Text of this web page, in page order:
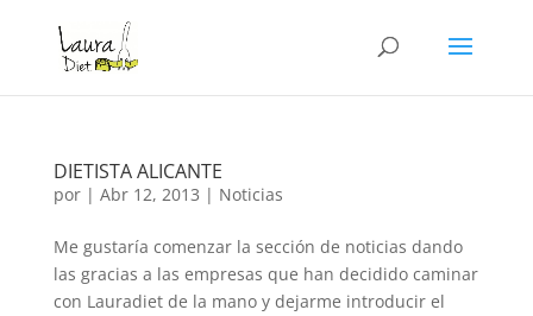
DIETISTA ALICANTE
por | Abr 12, 2013 | Noticias
Me gustaría comenzar la sección de noticias dando
las gracias a las empresas que han decidido caminar
con Lauradiet de la mano y dejarme introducir el